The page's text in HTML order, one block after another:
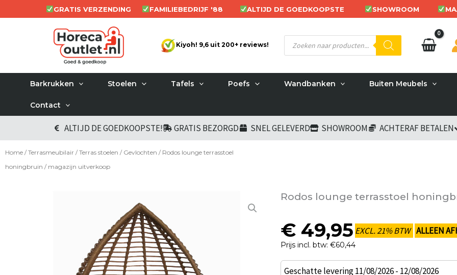
naar
GRATIS VERZENDING FAMILIEBEDRIJF '88 ALTIJD DE GOEDKOOPSTE SHOWROOM
Kiyoh! 9,6 uit 200+ reviews!
Producten
zoeken
Barkrukken Stoelen Tafels Poefs Wandbanken Buiten Meubels
Contact
ALTIJD DE GOEDKOOPSTE! GRATIS BEZORGD SNEL GELEVERD SHOWROOM ACHTERAF BETALEN
Home / Terrasmeubilair / Terras stoelen / Gevlochten / Rodos lounge terrasstoel
honingbruin / magazijn uitverkoop
Rodos lounge terrasstoel
€ 49,95
Prijs incl. btw: €60,44
EXCL. 21% BTW ALLEEN
Geschatte levering 11/08/2026 - 12/08/2026
Rodos